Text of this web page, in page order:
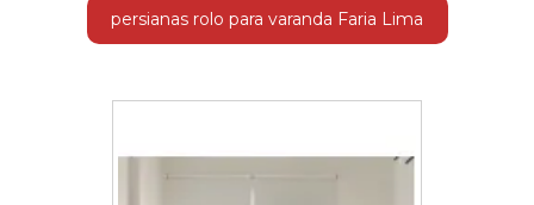
persianas rolo para varanda Faria Lima